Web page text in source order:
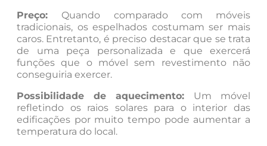
Preço: Quando comparado com móveis
tradicionais, os espelhados costumam ser mais
caros. Entretanto, é preciso destacar que se trata
de uma peça personalizada e que exercerá
funções que o móvel sem revestimento não
conseguiria exercer.
Possibilidade de aquecimento: Um móvel
refletindo os raios solares para o interior das
edificações por muito tempo pode aumentar a
temperatura do local.